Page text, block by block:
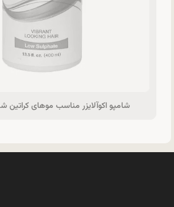
شامپو اکوآلایزر مناسب موهای کراتین